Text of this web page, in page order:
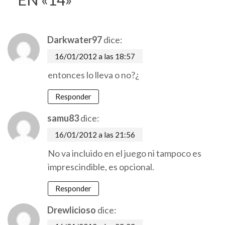
Darkwater97dice:
16/01/2012 a las 18:57
entonces lo lleva o no?¿
Responder
samu83dice:
16/01/2012 a las 21:56
No va incluido en el juego ni tampoco es
imprescindible, es opcional.
Responder
Drewlicioso dice: